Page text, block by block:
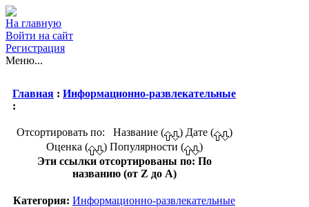
На главную
Войти на сайт
Регистрация
Меню...
Главная : Информационно-развлекательные
:
Отсортировать по: Название ( ) Дате (
)
Оценка (
) Популярности (
)
Эти ссылки отсортированы по: По
названию (от Z до A)
Категория: Информационно-развлекательные